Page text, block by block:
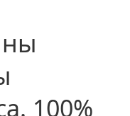
100%